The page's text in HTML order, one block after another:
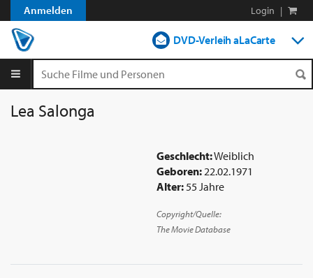
Anmelden Login |
DVD-Verleih aLaCarte
Geschlecht:Weiblich
Geboren:22.02.1971
Alter:55 Jahre
Copyright/Quelle:
The Movie Database
Lea Salonga